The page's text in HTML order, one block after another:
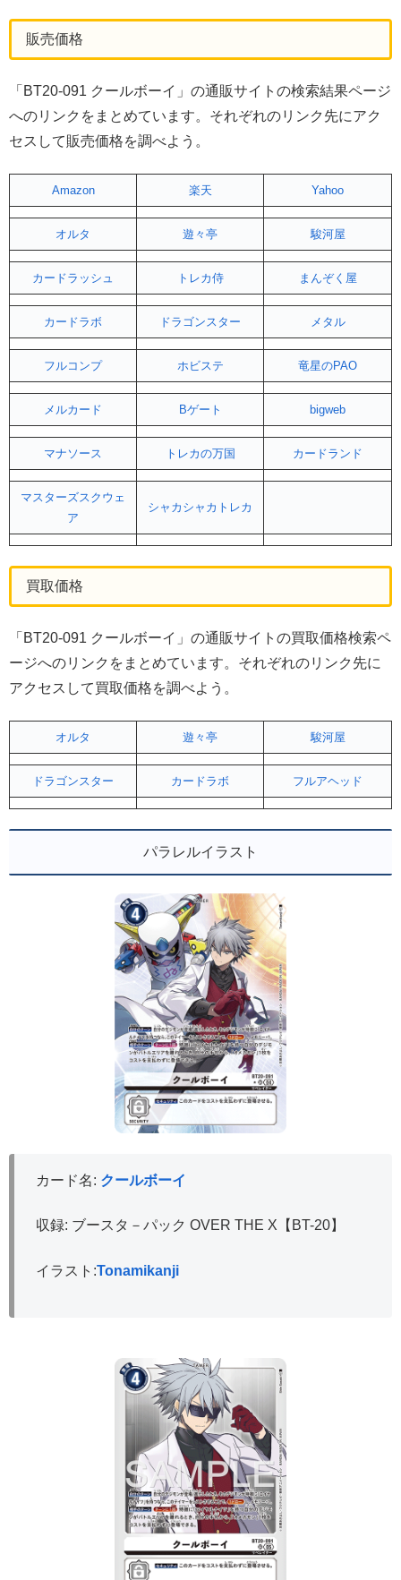
販売価格
「BT20-091 クールボーイ」の通販サイトの検索結果ページ
へのリンクをまとめています。それぞれのリンク先にアク
セスして販売価格を調べよう。
Amazon 楽天 Yahoo
オルタ 遊々亭 駿河屋
カードラッシュ トレカ侍 まんぞく屋
カードラボ ドラゴンスター メタル
フルコンプ ホビステ 竜星のPAO
メルカード Bゲート bigweb
マナソース トレカの万国 カードランド
マスターズスクウェ
ア
シャカシャカトレカ
買取価格
「BT20-091 クールボーイ」の通販サイトの買取価格検索ペ
ージへのリンクをまとめています。それぞれのリンク先に
アクセスして買取価格を調べよう。
オルタ 遊々亭 駿河屋
ドラゴンスター カードラボ フルアヘッド
パラレルイラスト
カード名: クールボーイ
収録: ブースタ－パック OVER THE X【BT-20】
イラスト:Tonamikanji